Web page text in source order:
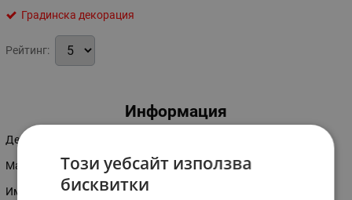
Градинска декорация
Рейтинг:
Информация
Декоративен електрически шадраван
Mатериал-полиризин
Имитация на мрамор
Този уебсайт използва
бисквитки